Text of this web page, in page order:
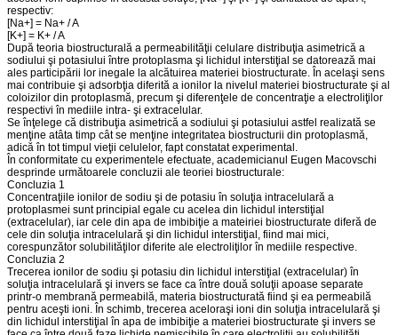
respectiv:
[Na+] = Na+ / A
[K+] = K+ / A
După teoria biostructurală a permeabilităţii celulare distribuţia asimetrică a
sodiului şi potasiului între protoplasma şi lichidul interstiţial se datorează mai
ales participării lor inegale la alcătuirea materiei biostructurate. În acelaşi sens
mai contribuie şi adsorbţia diferită a ionilor la nivelul materiei biostructurate şi al
coloizilor din protoplasmă, precum şi diferenţele de concentraţie a electroliţilor
respectivi în mediile intra- şi extracelular.
Se înţelege că distribuţia asimetrică a sodiului şi potasiului astfel realizată se
menţine atâta timp cât se menţine integritatea biostructurii din protoplasmă,
adică în tot timpul vieţii celulelor, fapt constatat experimental.
În conformitate cu experimentele efectuate, academicianul Eugen Macovschi
desprinde următoarele concluzii ale teoriei biostructurale:
Concluzia 1
Concentraţiile ionilor de sodiu şi de potasiu în soluţia intracelulară a
protoplasmei sunt principial egale cu acelea din lichidul interstiţial
(extracelular), iar cele din apa de imbibiţie a mateiriei biostructurate diferă de
cele din soluţia intracelulară şi din lichidul interstiţial, fiind mai mici,
corespunzător solubilităţilor diferite ale electroliţilor în mediile respective.
Concluzia 2
Trecerea ionilor de sodiu şi potasiu din lichidul interstiţial (extracelular) în
soluţia intracelulară şi invers se face ca între două soluţii apoase separate
printr-o membrană permeabilă, materia biostructurată fiind şi ea permeabilă
pentru aceşti ioni. În schimb, trecerea aceloraşi ioni din soluţia intracelulară şi
din lichidul interstiţial în apa de imbibiţie a materiei biostructurate şi invers se